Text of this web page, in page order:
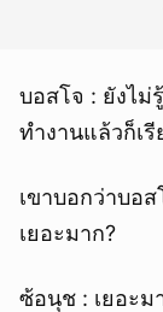
บอสโจ : ยังไม่
ทำงานแล้วก็เ
เขาบอกว่าบอ
เยอะมาก?
ซ้อนุช : เยอะม